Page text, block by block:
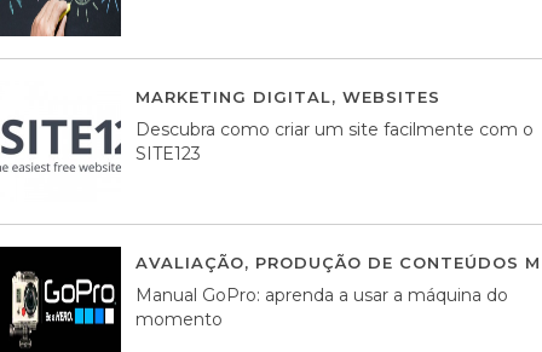
MARKETING DIGITAL, WEBSITES
Descubra como criar um site facilmente com o
SITE123
AVALIAÇÃO, PRODUÇÃO DE CONTEÚDOS
Manual GoPro: aprenda a usar a máquina do
momento